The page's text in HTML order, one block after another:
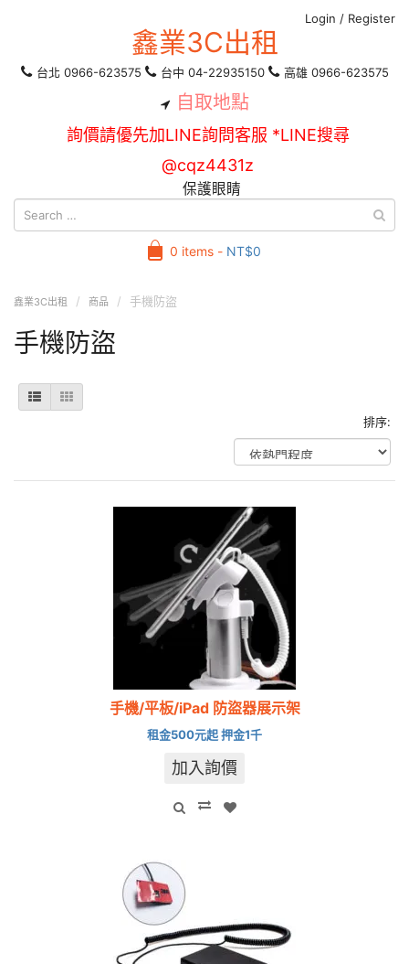
Login / Register
鑫業3C出租
台北 0966-623575 台中 04-22935150 高雄 0966-623575
自取地點
詢價請優先加LINE詢問客服 *LINE搜尋
@cqz4431z
保護眼睛
0 items - NT$0
鑫業3C出租 商品 手機防盜
手機防盜
排序:
手機/平板/iPad 防盜器展示架
租金500元起 押金1千
加入詢價